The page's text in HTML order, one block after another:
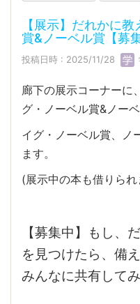
【展示】だれかに
賞&ノーベル賞【募集
投稿日時 : 2025/11/28
廊下の展示コーナーに
グ・ノーベル賞&ノー
イグ・ノーベル賞、ノ
ます。
(展示中の本も借りられ
【募集中】もし、
を見つけたら、備
みんなに共有して